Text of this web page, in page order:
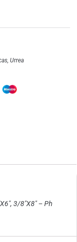
Urrea
3/8″X8″ – Ph